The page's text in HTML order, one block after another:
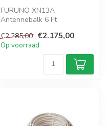
FURUNO XN13A
Antennebalk 6 Ft
€2.285,00 €2.175,00
Op voorraad